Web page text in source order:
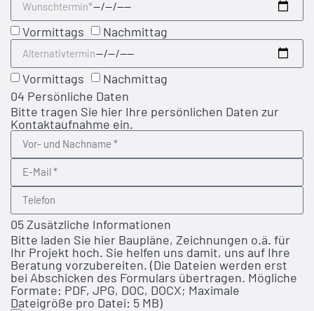
Vormittags Nachmittag
Vormittags
Nachmittag
04 Persönliche Daten
Bitte tragen Sie hier Ihre persönlichen Daten zur
Kontaktaufnahme ein.
05 Zusätzliche Informationen
Bitte laden Sie hier Baupläne, Zeichnungen o.ä. für
Ihr Projekt hoch. Sie helfen uns damit, uns auf Ihre
Beratung vorzubereiten. (Die Dateien werden erst
bei Abschicken des Formulars übertragen. Mögliche
Formate: PDF, JPG, DOC, DOCX; Maximale
Dateigröße pro Datei: 5 MB)